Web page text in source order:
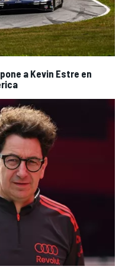
a Kevin Estre en